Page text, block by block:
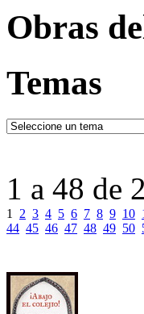
Obras
Temas
1 a 48 de
1 2 3 4 5 6 7 8 9 10
44 45 46 47 48 49 50